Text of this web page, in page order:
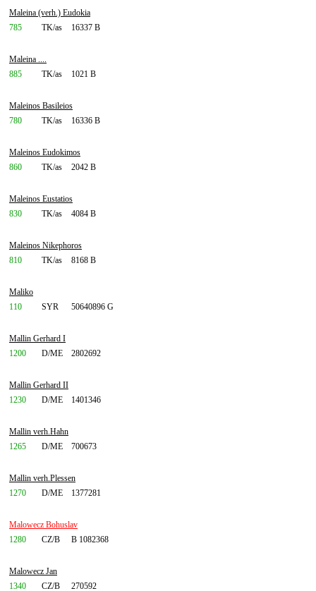
Maleina (verh.) Eudokia
785
TK/as 16337 B
Maleina ....
885
TK/as 1021 B
Maleinos Basileios
780
TK/as 16336 B
Maleinos Eudokimos
860
TK/as 2042 B
Maleinos Eustatios
830
TK/as 4084 B
Maleinos Nikephoros
810
TK/as 8168 B
Maliko
110
SYR 50640896 G
Mallin Gerhard I
1200
D/ME 2802692
Mallin Gerhard II
1230
D/ME 1401346
Mallin verh.Hahn
1265
D/ME 700673
Mallin verh.Plessen
1270
D/ME 1377281
Malowecz Bohuslav
1280
CZ/B B 1082368
Malowecz Jan
1340
CZ/B 270592